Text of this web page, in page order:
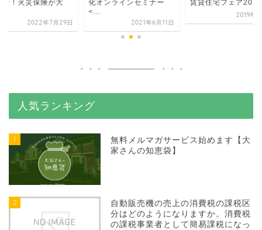
新！火災保険が大
2022年7月29日
化オンラインセミナー
<...
2021年6月11日
賃貸住宅フェア
2019年8
人気ランキング
1
無料メルマガサービス始めます【大
家さんの知恵袋】
2
自動販売機の売上の消費税の課税区
分はどのようになりますか。消費税
の課税事業者として簡易課税になっ